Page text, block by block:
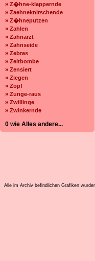
» Z�hne-klappernde
» Zaehneknirschende
» Z�hneputzen
» Zahlen
» Zahnarzt
» Zahnseide
» Zebras
» Zeitbombe
» Zensiert
» Ziegen
» Zopf
» Zunge-raus
» Zwillinge
» Zwinkernde
0 wie Alles andere...
Alle im Archiv befindlichen Grafiken